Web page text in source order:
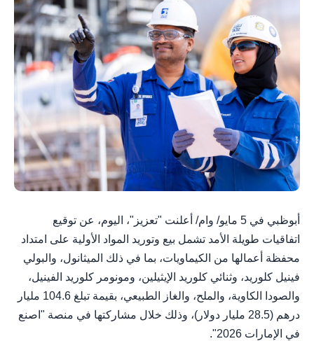
أبوظبي في 5 مايو/ وام/ أعلنت "تعزيز"، اليوم، عن توقيع
اتفاقيات طويلة الأمد تشمل بيع وتوريد المواد الأولية على امتداد
محفظة أعمالها من الكيماويات، بما في ذلك الميثانول، والبولي
فينيل كلوريد، وثنائي كلوريد الإيثيلين، ومونومر كلوريد الفينيل،
والصودا الكاوية، والملح، والغاز الطبيعي، بقيمة تبلغ 104.6 مليار
درهم (28.5 مليار دولار)، وذلك خلال مشاركتها في منصة "اصنع
في الإمارات 2026".